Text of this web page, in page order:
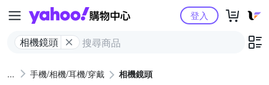
Yahoo購物中心
相機鏡頭
登入
手機/相機/耳機/穿戴 相機鏡頭